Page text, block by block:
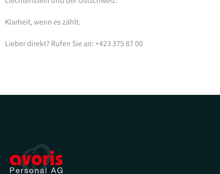
Klarheit, wenn es zählt.
Lieber direkt? Rufen Sie an: +423 375 87 00